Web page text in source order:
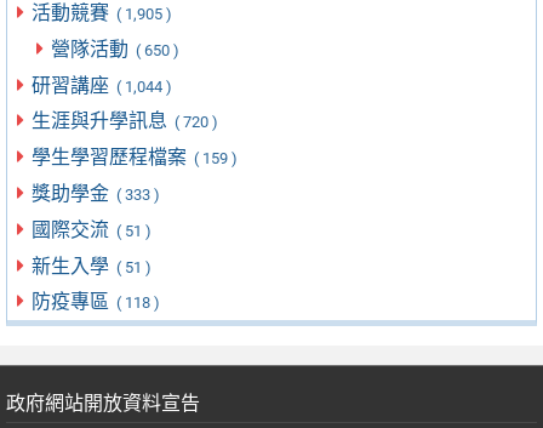
活動競賽 ( 1,905 )
營隊活動 ( 650 )
研習講座 ( 1,044 )
生涯與升學訊息 ( 720 )
學生學習歷程檔案 ( 159 )
獎助學金 ( 333 )
國際交流 ( 51 )
新生入學 ( 51 )
防疫專區 ( 118 )
政府網站開放資料宣告